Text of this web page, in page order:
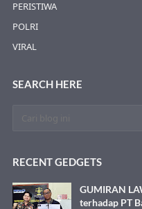
PERISTIWA
POLRI
VIRAL
SEARCH HERE
RECENT GEDGETS
GUMIRAN
terhadap PT